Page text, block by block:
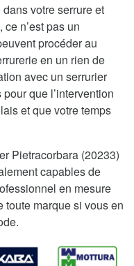
votre serrure et
n’est pas un
procéder au
en un rien de
avec un serrurier
que l’intervention
et que votre temps
Pietracorbara (20233)
capables de
en mesure
toute marque si vous en